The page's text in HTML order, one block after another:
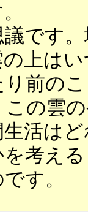
です。
上は
前の
の雲
活は
考え
す。